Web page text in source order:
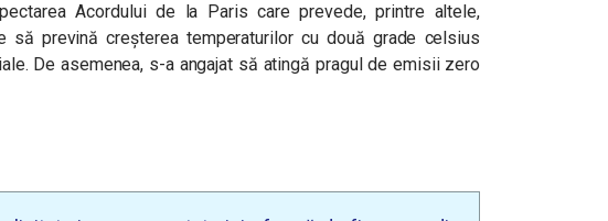
Acordului de la Paris care prevede, printre altele,
să prevină creșterea temperaturilor cu două grade celsius
De asemenea, s-a angajat să atingă pragul de emisii zero